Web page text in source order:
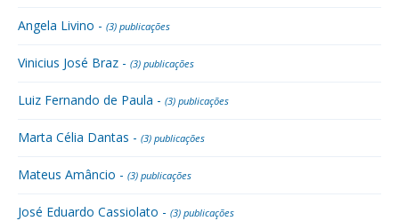
Angela Livino - (3) publicações
Vinicius José Braz - (3) publicações
Luiz Fernando de Paula - (3) publicações
Marta Célia Dantas - (3) publicações
Mateus Amâncio - (3) publicações
José Eduardo Cassiolato - (3) publicações